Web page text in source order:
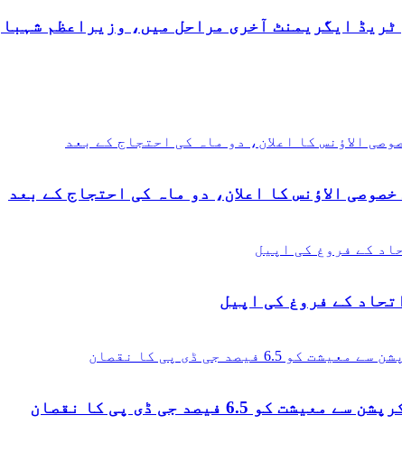
ایگریمنٹ آخری مراحل میں، وزیراعظم
الاؤنس کا اعلان، دو ماہ کی احتجاج کے بعد
کے فروغ کی اپیل
فیصد جی ڈی پی کا نقصان